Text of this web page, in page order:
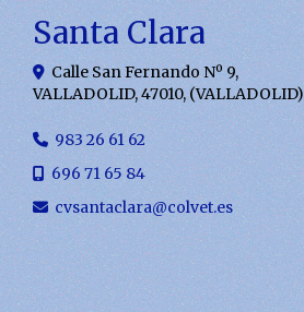
Santa Clara
Calle San Fernando Nº 9,
VALLADOLID,47010,(VALLADOLID)
983 26 61 62
696 71 65 84
cvsantaclara
colvet.es